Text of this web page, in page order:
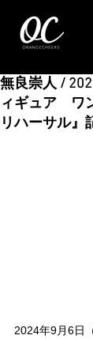
無良崇人 /
ィギュア ワ
リハーサル』
2024年9月6日